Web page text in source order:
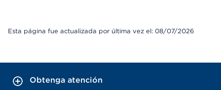
Esta página fue actualizada por última vez el: 08/07/2026
Obtenga atención